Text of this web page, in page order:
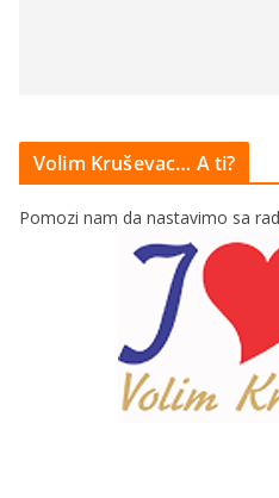
Volim Kruševac… A ti?
Pomozi nam da nastavimo sa